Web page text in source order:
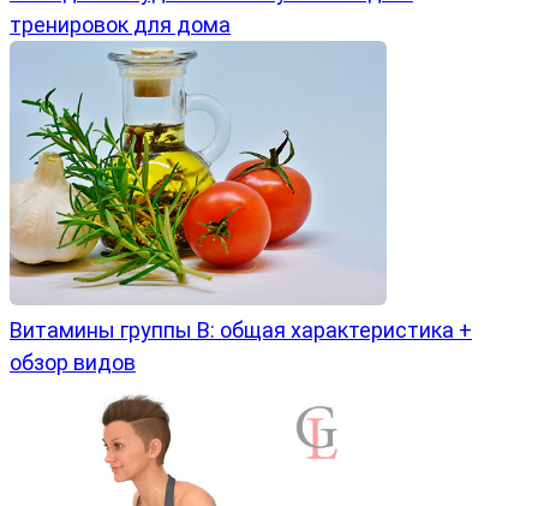
тренировок для дома
Витамины группы B: общая характеристика +
обзор видов